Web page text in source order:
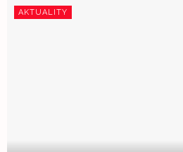
AKTUALITY